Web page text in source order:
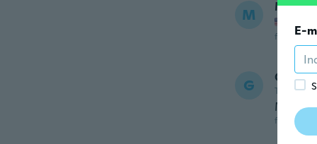
M Mara
for ca. et
G Gen
Tilmeldt
Made
for ca. et
E-